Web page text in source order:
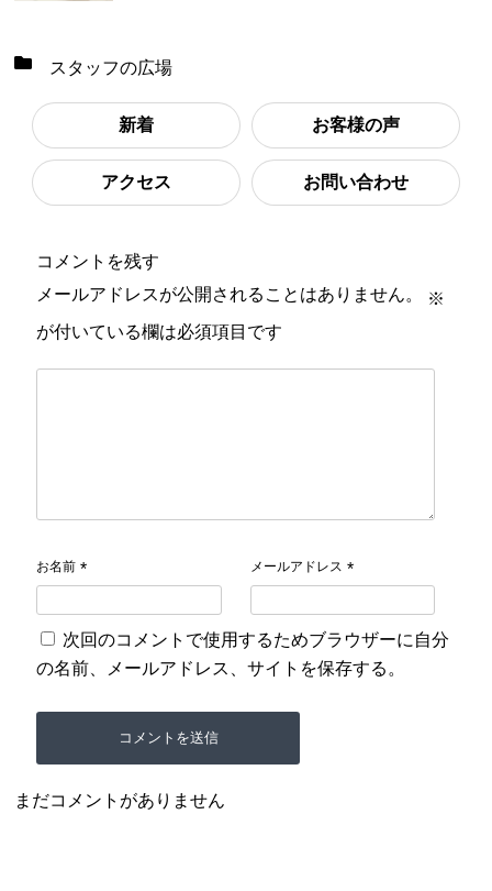
スタッフの広場
新着 お客様の声
アクセス お問い合わせ
コメントを残す
メールアドレスが公開されることはありません。
※
が付いている欄は必須項目です
お名前 * メールアドレス *
次回のコメントで使用するためブラウザーに自分
の名前、メールアドレス、サイトを保存する。
まだコメントがありません